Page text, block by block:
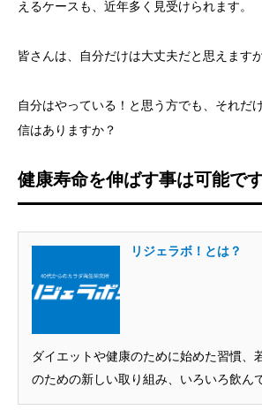
えるケースも、近年多く見受けられます。
皆さんは、自分だけは大丈夫だと思えます
自分はやっている！と思う方でも、それだ
信はありますか？
健康寿命を伸ばす事は可能です
リジェラボ！とは？
ダイエットや健康のために始めた習慣、
のための新しい取り組み、いろいろ飲ん